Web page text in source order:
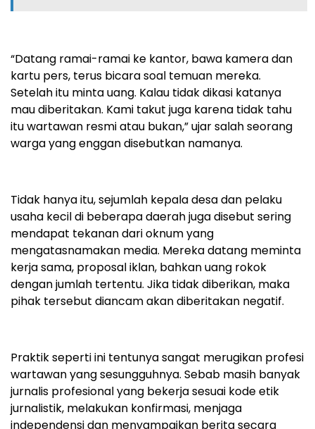
“Datang ramai-ramai ke kantor, bawa kamera dan
kartu pers, terus bicara soal temuan mereka.
Setelah itu minta uang. Kalau tidak dikasi katanya
mau diberitakan. Kami takut juga karena tidak tahu
itu wartawan resmi atau bukan,” ujar salah seorang
warga yang enggan disebutkan namanya.
Tidak hanya itu, sejumlah kepala desa dan pelaku
usaha kecil di beberapa daerah juga disebut sering
mendapat tekanan dari oknum yang
mengatasnamakan media. Mereka datang meminta
kerja sama, proposal iklan, bahkan uang rokok
dengan jumlah tertentu. Jika tidak diberikan, maka
pihak tersebut diancam akan diberitakan negatif.
Praktik seperti ini tentunya sangat merugikan profesi
wartawan yang sesungguhnya. Sebab masih banyak
jurnalis profesional yang bekerja sesuai kode etik
jurnalistik, melakukan konfirmasi, menjaga
independensi dan menyampaikan berita secara